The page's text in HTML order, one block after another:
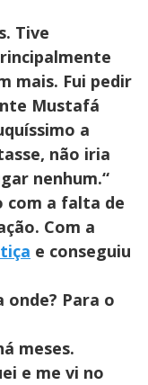
Tive
mais. Fui pedir
Mustafá
a
não iria
nenhum.“
com a falta de
Com a
e conseguiu
onde? Para o
meses.
e me vi no